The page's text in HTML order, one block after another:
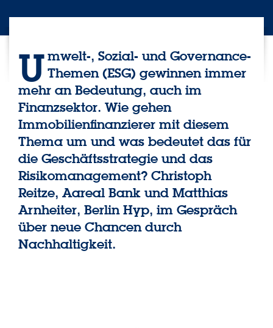
Umwelt-, Sozial- und Governance-
Themen (ESG) gewinnen immer
mehr an Bedeutung, auch im
Finanzsektor. Wie gehen
Immobilienfinanzierer mit diesem
Thema um und was bedeutet das für
die Geschäftsstrategie und das
Risikomanagement? Christoph
Reitze, Aareal Bank und Matthias
Arnheiter, Berlin Hyp, im Gespräch
über neue Chancen durch
Nachhaltigkeit.